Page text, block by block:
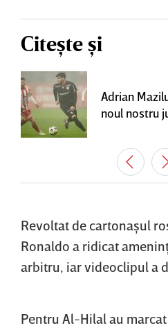
Citește și
Adrian
noul nostru
Revoltat de cartonaşul
Ronaldo a ridicat
arbitru, iar videoclipul a
Pentru Al-Hilal au